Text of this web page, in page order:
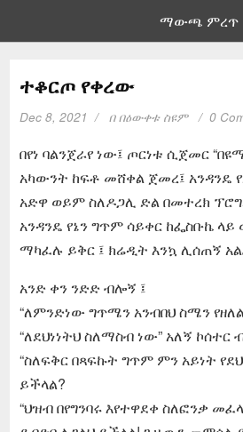
ማውጫ ምረጥ
ተቆርጦ የቀረው
Dec 8, 2021 በበዕውቀቱ ስዩም 0
በየነ ባልንጀራየ ነው፤ ጦርነቱ ሲጀመር
አካውንት ከፍቶ መሸቀል ጀመረ፤ አንዳንዴ
አድዋ ወይም ስለዶጋሊ ድል በመተረክ
አንዳንዴ የኔን ግጥም ሳይቀር ከፌስቡኬ
ማካፈሉ ይቅር ፤ ክሬዲት እንኳ ሊሰጠኝ
አንድ ቀን ንድድ ብሎኝ ፤
“ለምንድነው ግጥሜን አንብበህ ስሜን
“ለደህነነትህ ስለማስብ ነው” አለኝ ኮሰተር
“ስለፍቅር በጻፍኩት ግጥም ምን አይነት
ይችላል?
“ህዝብ በየግንባሩ እየተዋደቀ ስለፎንቃ